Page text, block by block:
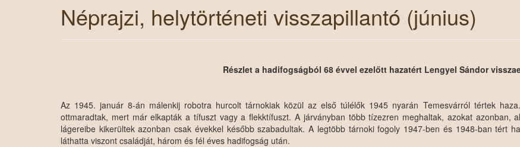
Néprajzi, helytörténeti visszapillantó (június)
Részlet a hadifogságból 68 évvel ezelőtt hazatért Lengyel Sándor
Az 1945. január 8-án málenkij robotra hurcolt tárnokiak közül az első túlélők 1945 nyarán Temesvárról tértek
ottmaradtak, mert már elkapták a tífuszt vagy a flekktífuszt. A járványban több tízezren meghaltak, azokat azonban,
lágereibe kikerültek azonban csak évekkel később szabadultak. A legtöbb tárnoki fogoly 1947-ben és 1948-ban tért
láthatta viszont családját, három és fél éves hadifogság után.